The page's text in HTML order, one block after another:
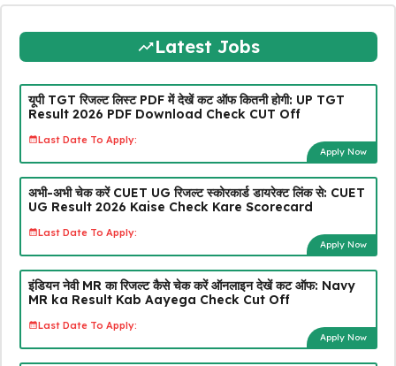
Latest Jobs
यूपी TGT रिजल्ट लिस्ट PDF में देखें कट ऑफ कितनी होगी: UP TGT
Result 2026 PDF Download Check CUT Off
Last Date To Apply:
Apply Now
अभी-अभी चेक करें CUET UG रिजल्ट स्कोरकार्ड डायरेक्ट लिंक से: CUET
UG Result 2026 Kaise Check Kare Scorecard
Last Date To Apply:
Apply Now
इंडियन नेवी MR का रिजल्ट कैसे चेक करें ऑनलाइन देखें कट ऑफ: Navy
MR ka Result Kab Aayega Check Cut Off
Last Date To Apply:
Apply Now